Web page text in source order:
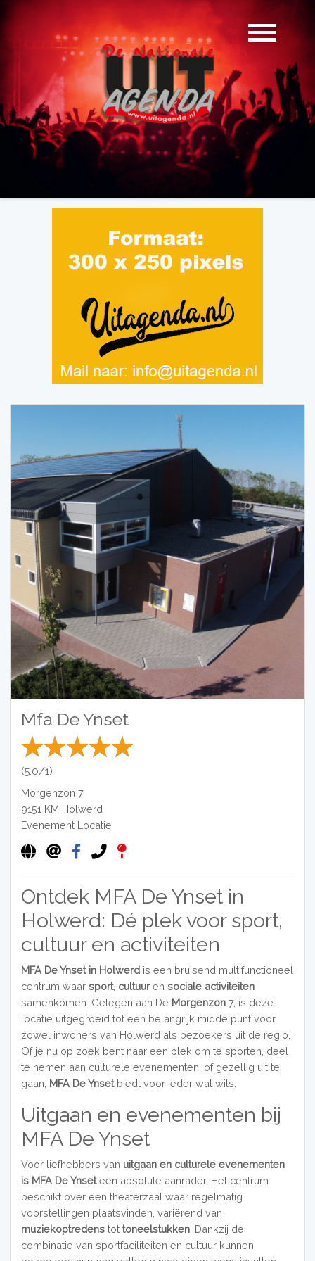
Mfa De Ynset
(5.0/1)
Morgenzon 7
9151 KM Holwerd
Evenement Locatie
Ontdek MFA De Ynset in
Holwerd: Dé plek voor sport,
cultuur en activiteiten
MFA De Ynset in Holwerdis een bruisend multifunctioneel
centrum waar sport, cultuuren sociale activiteiten
samenkomen. Gelegen aan De Morgenzon7, is deze
locatie uitgegroeid tot een belangrijk middelpunt voor
zowel inwoners van Holwerd als bezoekers uit de regio.
Of je nu op zoek bent naar een plek om te sporten, deel
te nemen aan culturele evenementen, of gezellig uit te
gaan, MFA De Ynsetbiedt voor ieder wat wils.
Uitgaan en evenementen bij
MFA De Ynset
Voor liefhebbers van uitgaan en culturele evenementen
is MFA De Ynseteen absolute aanrader. Het centrum
beschikt over een theaterzaal waar regelmatig
voorstellingen plaatsvinden, variërend van
muziekoptredenstot toneelstukken. Dankzij de
combinatie van sportfaciliteiten en cultuur kunnen